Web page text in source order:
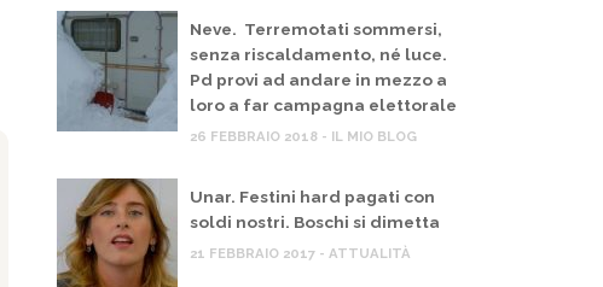
Neve. Terremotati sommersi,
senza riscaldamento, né luce.
Pd provi ad andare in mezzo a
loro a far campagna elettorale
26 FEBBRAIO 2018 - IL MIO BLOG
Unar. Festini hard pagati con
soldi nostri. Boschi si dimetta
21 FEBBRAIO 2017 - ATTUALITÀ